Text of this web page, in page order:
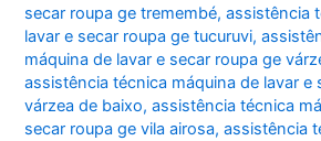
secar roupa ge tremembé,assistência
lavar e secar roupa ge tucuruvi,
máquina de lavar e secar roupa ge
assistência técnica máquina de lavar e
várzea de baixo,assistência técnica
secar roupa ge vila airosa,assistência